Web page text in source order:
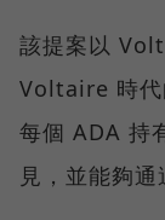
該提案以
Voltaire 時代
每個 ADA 持
見，並能夠通